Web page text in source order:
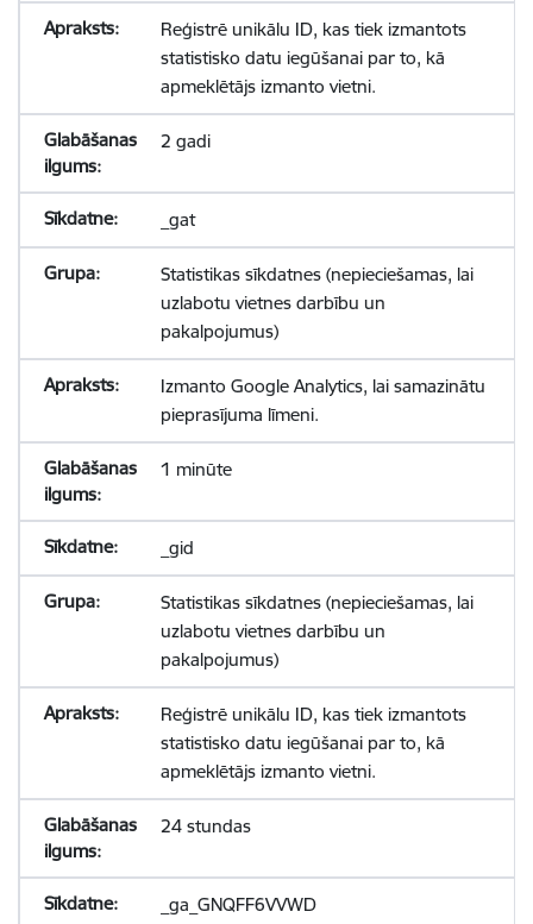
Reģistrē unikālu ID, kas tiek izmantots
statistisko datu iegūšanai par to, kā
apmeklētājs izmanto vietni.
2 gadi
_gat
Statistikas sīkdatnes (nepieciešamas, lai
uzlabotu vietnes darbību un
pakalpojumus)
Izmanto Google Analytics, lai samazinātu
pieprasījuma līmeni.
1 minūte
_gid
Statistikas sīkdatnes (nepieciešamas, lai
uzlabotu vietnes darbību un
pakalpojumus)
Reģistrē unikālu ID, kas tiek izmantots
statistisko datu iegūšanai par to, kā
apmeklētājs izmanto vietni.
24 stundas
_ga_GNQFF6VVWD